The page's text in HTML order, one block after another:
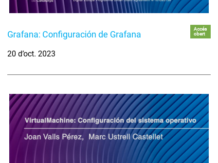
Grafana: Configuración de Grafana
Accés
obert
20 d’oct. 2023